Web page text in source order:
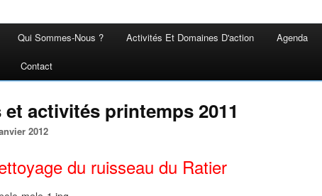
Qui Sommes-Nous ? Activités Et Domaines D'action Agenda
Contact
activités printemps 2011
2012
du ruisseau du Ratier